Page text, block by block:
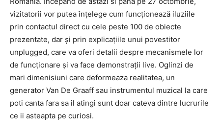
vizitatorii vor putea înțelege cum funcționează iluziile
prin contactul direct cu cele peste 100 de obiecte
prezentate, dar și prin explicațiile unui povestitor
unplugged, care va oferi detalii despre mecanismele lor
de funcționare și va face demonstrații live. Oglinzi de
mari dimenisiuni care deformeaza realitatea, un
generator Van De Graaff sau instrumentul muzical la care
poti canta fara sa il atingi sunt doar cateva dintre lucrurile
ce ii asteapta pe curiosi.